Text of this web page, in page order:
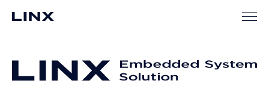
TOP ソリューション